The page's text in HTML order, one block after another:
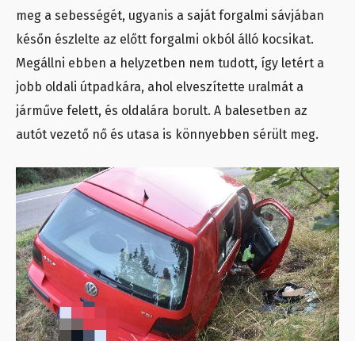
meg a sebességét, ugyanis a saját forgalmi sávjában
későn észlelte az előtt forgalmi okból álló kocsikat.
Megállni ebben a helyzetben nem tudott, így letért a
jobb oldali útpadkára, ahol elveszítette uralmát a
járműve felett, és oldalára borult. A balesetben az
autót vezető nő és utasa is könnyebben sérült meg.